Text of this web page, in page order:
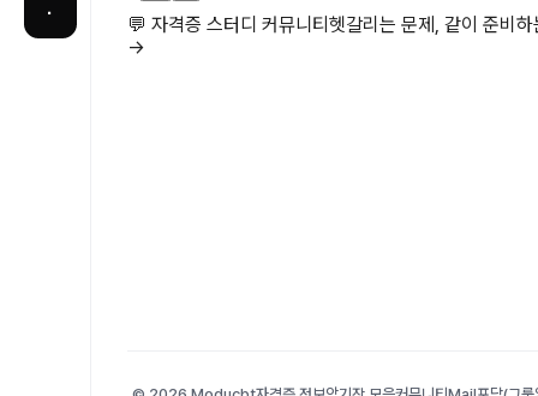
·
💬 자격증 스터디 커뮤니티헷갈리는 문제, 같이 준비
→